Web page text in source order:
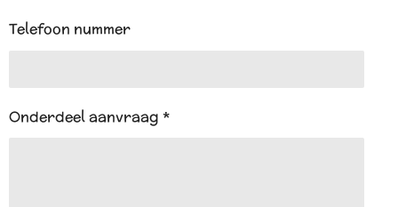
Telefoon nummer
Onderdeel aanvraag *